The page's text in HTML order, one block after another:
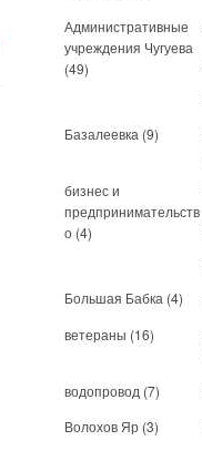
Административные
учреждения Чугуева
(49)
Базалеевка (9)
бизнес и
предпринимательств
о (4)
Большая Бабка (4)
ветераны (16)
водопровод (7)
Волохов Яр (3)